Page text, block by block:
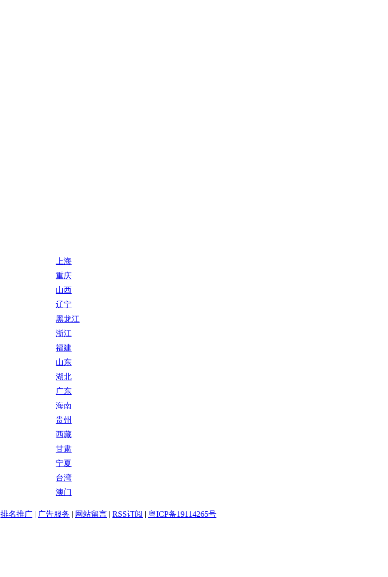
上海
重庆
山西
辽宁
黑龙江
浙江
福建
山东
湖北
广东
海南
贵州
西藏
甘肃
宁夏
台湾
澳门
排名推广 | 广告服务 | 网站留言 | RSS订阅 | 粤ICP备19114265号